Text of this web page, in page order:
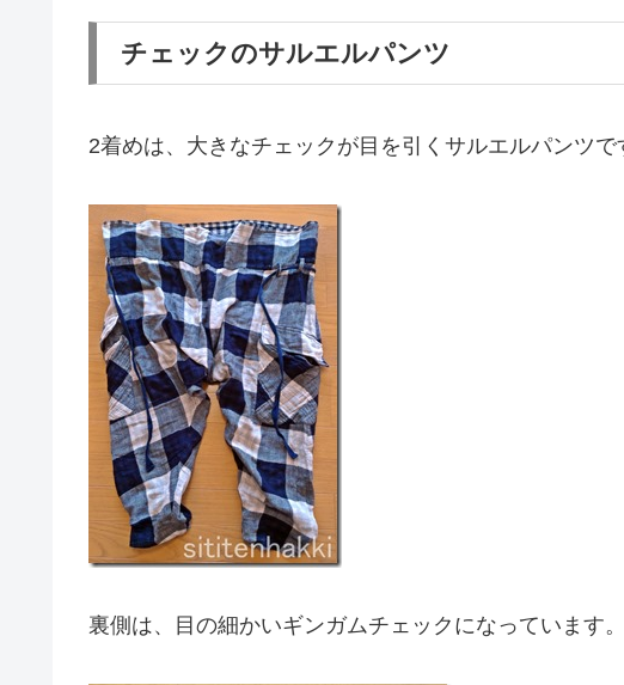
チェックのサルエルパンツ
2着めは、大きなチェックが目を引くサルエルパンツで
裏側は、目の細かいギンガムチェックになっています